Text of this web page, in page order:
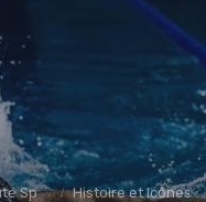
Histoire et Icônes
de nos
Pour ceux qui
une collectivité.
Alertes pièces
& sécurité